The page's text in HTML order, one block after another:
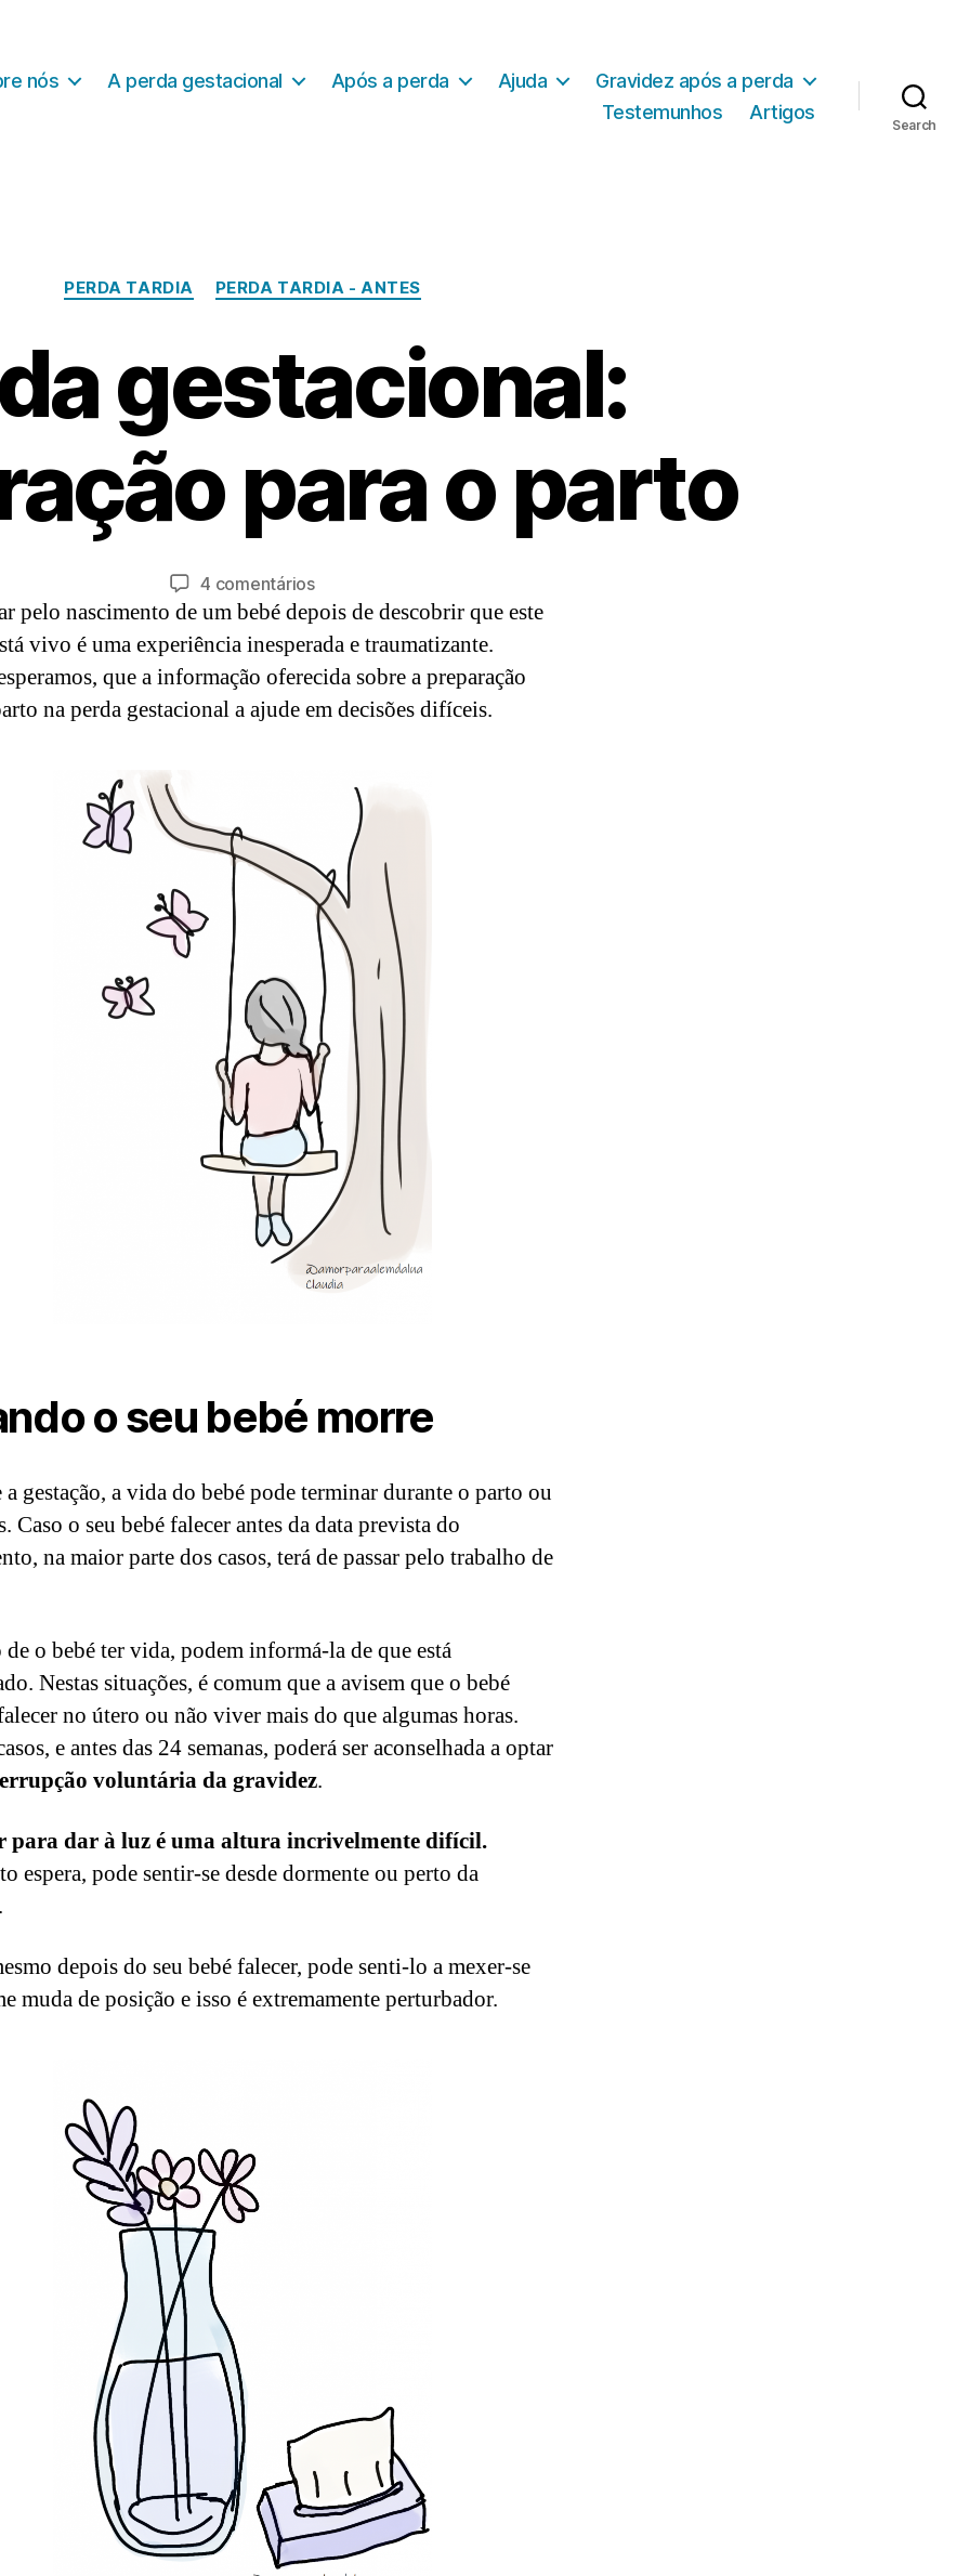
nós A perda gestacional Após a perda Ajuda
Gravidez após a perda
Testemunhos
Artigos
Search
Categorias
PERDA TARDIA PERDA TARDIA - ANTES
gestacional:
para o parto
Autor
do
artigo
o
A
r
P
a
A
lé
m
d
Data
do
artigo
J
e
ir
0
,
2
0
2
4 comentáriosem
Perda
gestacional:
para
o
pelo nascimento de um bebé depois de descobrir que este
vivo é uma experiência inesperada e traumatizante.
que a informação oferecida sobre a preparação
na perda gestacional a ajude em decisões difíceis.
o seu bebé morre
gestação, a vida do bebé pode terminar durante o parto ou
Caso o seu bebé falecer antes da data prevista do
na maior parte dos casos, terá de passar pelo trabalho de
de o bebé ter vida, podem informá-la de que está
Nestas situações, é comum que a avisem que o bebé
no útero ou não viver mais do que algumas horas.
e antes das 24 semanas, poderá ser aconselhada a optar
voluntária da gravidez.
para dar à luz é uma altura incrivelmente difícil.
espera, pode sentir-se desde dormente ou perto da
depois do seu bebé falecer, pode senti-lo a mexer-se
muda de posição e isso é extremamente perturbador.